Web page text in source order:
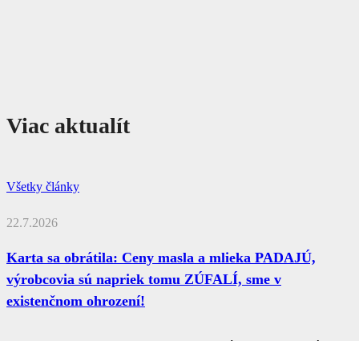
Viac aktualít
Všetky články
22.7.2026
Karta sa obrátila: Ceny masla a mlieka PADAJÚ,
výrobcovia sú napriek tomu ZÚFALÍ, sme v
existenčnom ohrození!